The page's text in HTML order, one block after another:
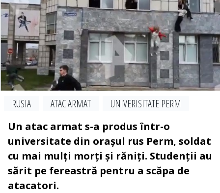
RUSIA ATAC ARMAT
UNIVERISITATE PERM
Un atac armat s-a produs într-o
universitate din orașul rus Perm, soldat
cu mai mulți morți și răniți. Studenții au
sărit pe fereastră pentru a scăpa de
atacatori.